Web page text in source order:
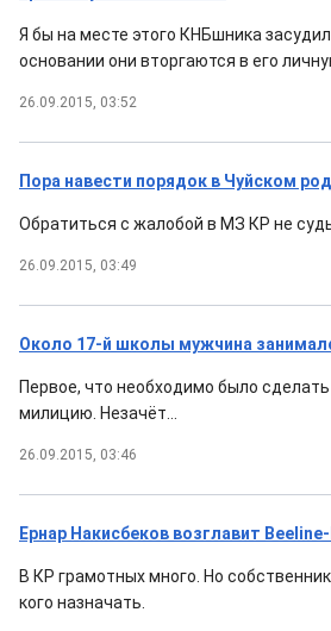
Я бы на месте этого КНБшника
основании они вторгаются в его
26.09.2015, 03:52
Пора навести порядок в Чуйском
Обратиться с жалобой в МЗ КР не
26.09.2015, 03:49
Около 17-й школы мужчина
Первое, что необходимо было
милицию. Незачёт...
26.09.2015, 03:46
Ернар Накисбеков возглавит
В КР грамотных много. Но
кого назначать.